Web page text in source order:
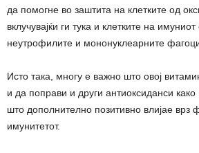
да помогне во заштита на клетките од
вклучувајќи ги тука и клетките на
неутрофилите и мононуклеарните
Исто така, многу е важно што овој
и да поправи и други антиоксиданси
што дополнително позитивно влијае врз
имунитетот.